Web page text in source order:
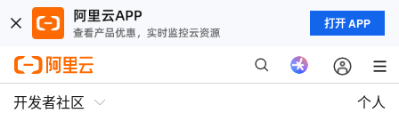
打开 APP
开发者社区 个人